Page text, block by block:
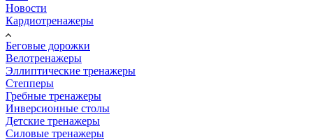
Новости
Кардиотренажеры
Беговые дорожки
Велотренажеры
Эллиптические тренажеры
Степперы
Гребные тренажеры
Инверсионные столы
Детские тренажеры
Силовые тренажеры